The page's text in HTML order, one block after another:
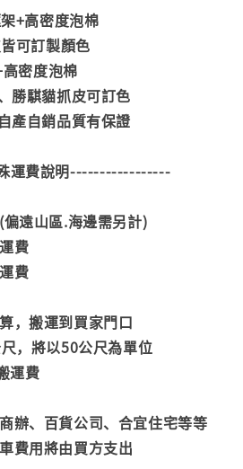
+高密度泡棉
可訂製顏色
密度泡棉
勝騏貓抓皮可訂色
產自銷品質有保證
運費說明-----------------
遠山區.海邊需另計)
費
費
，搬運到買家門口
，將以50公尺為單位
運費
辦、百貨公司、合宜住宅等等
費用將由買方支出